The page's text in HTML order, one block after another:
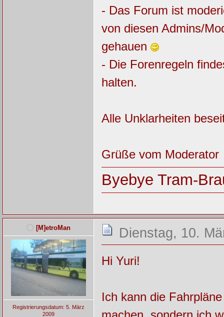
- Das Forum ist
von diesen Admins/
gehauen
- Die Forenregeln
halten.
Alle Unklarheiten
Grüße vom Moderator
Byebye Tram-
[M]etroMan
Registrierungsdatum: 5. März
2009
Dienstag, 10.
Hi Yuri!
Ich kann die